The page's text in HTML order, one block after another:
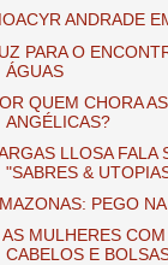
ANDRADE
PARA O
ÁGUAS
QUEM CHORA AS
ANGÉLICAS?
LLOSA FALA
"SABRES &
PEGO
AS MULHERES
CABELOS E